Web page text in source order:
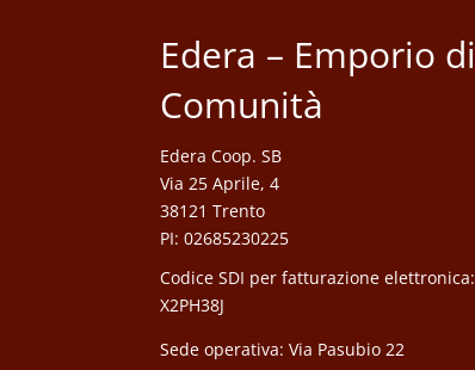
Edera – Emporio di
Comunità
Edera Coop. SB
Via 25 Aprile, 4
38121 Trento
PI: 02685230225
Codice SDI per fatturazione elettronica:
X2PH38J
Sede operativa: Via Pasubio 22